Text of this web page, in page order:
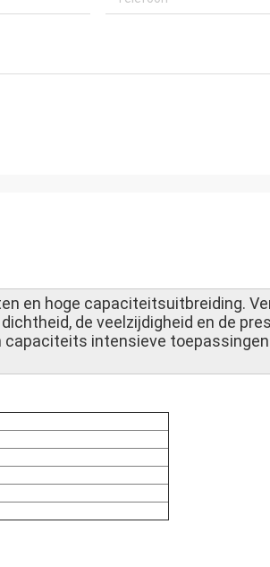
en hoge capaciteitsuitbreiding.
de veelzijdigheid en de
intensieve